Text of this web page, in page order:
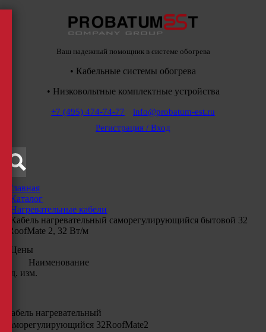
Ваш надежный помощник в системе обогрева
• Кабельные системы обогрева
• Низковольтные комплектные устройства
+7 (495) 474-74-77
info@probatum-est.ru
Регистрация / Вход
Главная
Каталог
Нагревательные кабели
Кабель нагревательный саморегулирующийся бытовой 32
RoofMate 2, 32 Вт/м
Цены
Наименование
Ед. изм.
Кабель нагревательный
саморегулирующийся 32RoofMate2